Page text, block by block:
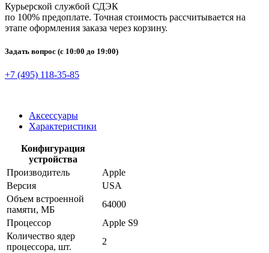
Курьерской службой СДЭК
по 100% предоплате. Точная стоимость рассчитывается на
этапе оформления заказа через корзину.
Задать вопрос (с 10:00 до 19:00)
+7 (495) 118-35-85
Аксессуары
Характеристики
Конфигурация
устройства
Производитель
Apple
Версия
USA
Объем встроенной
памяти, МБ
64000
Процессор
Apple S9
Количество ядер
процессора, шт.
2